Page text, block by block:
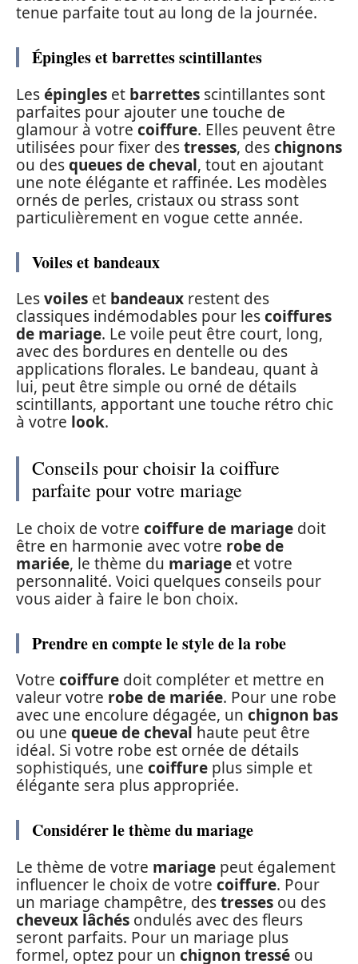
tenue parfaite tout au long de la journée.
Épingles et barrettes scintillantes
Lesépingles et barrettes scintillantes sont
parfaites pour ajouter une touche de
glamour à votre coiffure. Elles peuvent être
utilisées pour fixer destresses, deschignons
ou desqueues de cheval, tout en ajoutant
une note élégante et raffinée. Les modèles
ornés de perles, cristaux ou strass sont
particulièrement en vogue cette année.
Voiles et bandeaux
Lesvoiles et bandeaux restent des
classiques indémodables pour lescoiffures
de mariage. Le voile peut être court, long,
avec des bordures en dentelle ou des
applications florales. Le bandeau, quant à
lui, peut être simple ou orné de détails
scintillants, apportant une touche rétro chic
à votre look.
Conseils pour choisir la coiffure
parfaite pour votre mariage
Le choix de votre coiffure de mariage doit
être en harmonie avec votre robe de
mariée, le thème du mariage et votre
personnalité. Voici quelques conseils pour
vous aider à faire le bon choix.
Prendre en compte le style de la robe
Votre coiffure doit compléter et mettre en
valeur votre robe de mariée. Pour une robe
avec une encolure dégagée, un chignon bas
ou une queue de cheval haute peut être
idéal. Si votre robe est ornée de détails
sophistiqués, une coiffure plus simple et
élégante sera plus appropriée.
Considérer le thème du mariage
Le thème de votre mariage peut également
influencer le choix de votre coiffure. Pour
un mariage champêtre, destresses ou des
cheveux lâchés ondulés avec des fleurs
seront parfaits. Pour un mariage plus
formel, optez pour un chignon tressé ou